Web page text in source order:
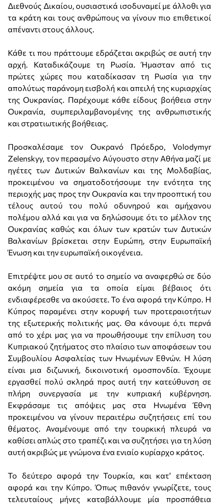
Διεθνούς Δικαίου, ουσιαστικά ισοδυναμεί με άλλοθι για
τα κράτη και τους ανθρώπους να γίνουν πιο επιθετικοί
απέναντι στους άλλους.
Κάθε τι που πράττουμε εδράζεται ακριβώς σε αυτή την
αρχή. Καταδικάζουμε τη Ρωσία. Ήμασταν από τις
πρώτες χώρες που καταδίκασαν τη Ρωσία για την
απολύτως παράνομη εισβολή και απειλή της κυριαρχίας
της Ουκρανίας. Παρέχουμε κάθε είδους βοήθεια στην
Ουκρανία, συμπεριλαμβανομένης της ανθρωπιστικής
και στρατιωτικής βοήθειας.
Προσκαλέσαμε τον Ουκρανό Πρόεδρο, Volodymyr
Zelenskyy, τον περασμένο Αύγουστο στην Αθήνα μαζί με
ηγέτες των Δυτικών Βαλκανίων και της Μολδαβίας,
προκειμένου να σηματοδοτήσουμε την ενότητα της
περιοχής μας προς την Ουκρανία και την προοπτική του
τέλους αυτού του πολύ οδυνηρού και αμήχανου
πολέμου αλλά και για να δηλώσουμε ότι το μέλλον της
Ουκρανίας καθώς και όλων των κρατών των Δυτικών
Βαλκανίων βρίσκεται στην Ευρώπη, στην Ευρωπαϊκή
Ένωση και την ευρωπαϊκή οικογένεια.
Επιτρέψτε μου σε αυτό το σημείο να αναφερθώ σε δύο
ακόμη σημεία για τα οποία είμαι βέβαιος ότι
ενδιαφέρεσθε να ακούσετε. Το ένα αφορά την Κύπρο. Η
Κύπρος παραμένει στην κορυφή των προτεραιοτήτων
της εξωτερικής πολιτικής μας. Θα κάνουμε ό,τι περνά
από το χέρι μας για να προωθήσουμε την επίλυση του
Κυπριακού ζητήματος στο πλαίσιο των αποφάσεων του
Συμβουλίου Ασφαλείας των Ηνωμένων Εθνών. Η λύση
είναι μια διζωνική, δικοινοτική ομοσπονδία. Έχουμε
εργασθεί πολύ σκληρά προς αυτή την κατεύθυνση σε
πλήρη συνεργασία με την κυπριακή κυβέρνηση.
Εκφράσαμε τις απόψεις μας στα Ηνωμένα Έθνη
προκειμένου να γίνουν περαιτέρω συζητήσεις επί του
θέματος. Αναμένουμε από την τουρκική πλευρά να
καθίσει απλώς στο τραπέζι και να συζητήσει για τη λύση
αυτή ακριβώς με γνώμονα ένα ενιαίο κυρίαρχο κράτος.
Το δεύτερο αφορά την Τουρκία, και κατ’ επέκταση
αφορά και την Κύπρο. Όπως πιθανόν γνωρίζετε, τους
τελευταίους μήνες καταβάλλουμε μία προσπάθεια